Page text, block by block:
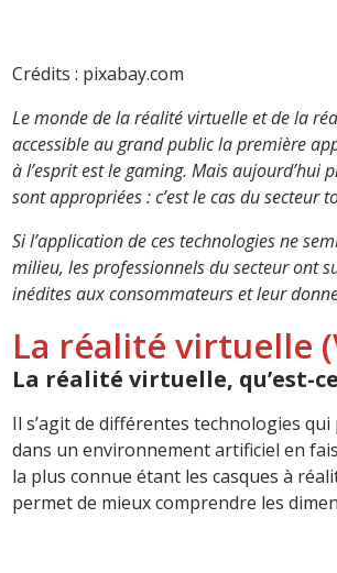
Crédits : pixabay.com
Le monde de la réalité virtuelle et de la
accessible au grand public la première
à l’esprit est le gaming. Mais aujourd’hui
sont appropriées : c’est le cas du secteur
Si l’application de ces technologies ne
milieu, les professionnels du secteur ont
inédites aux consommateurs et leur
La réalité virtuelle
La réalité virtuelle, qu’est-ce
Il s’agit de différentes technologies
dans un environnement artificiel en
la plus connue étant les casques à
permet de mieux comprendre les